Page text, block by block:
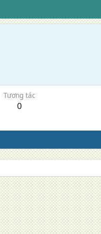
Tương tác
0